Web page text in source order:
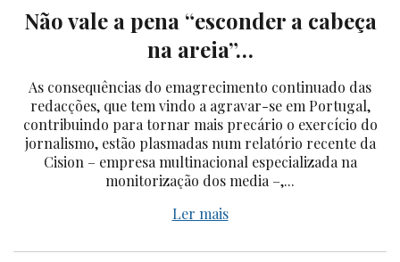
Não vale a pena “esconder a cabeça
na areia”…
As consequências do emagrecimento continuado das
redacções, que tem vindo a agravar-se em Portugal,
contribuindo para tornar mais precário o exercício do
jornalismo, estão plasmadas num relatório recente da
Cision – empresa multinacional especializada na
monitorização dos media –,...
Ler mais